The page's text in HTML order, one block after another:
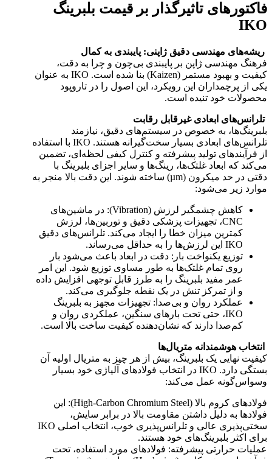
فاکتورهای تاثیرگذار بر قیمت بلبرینگ
IKO
ریشه‌های مهندسی دقیق ژاپنی: پایبندی به کمال
فرهنگ مهندسی ژاپن بر پایبندی بی‌چون و چرا به دقت،
کیفیت و بهبود مستمر (Kaizen) بنا شده است. IKO به عنوان
یکی از پرچمداران این رویکرد، این اصول را در تاروپود
محصولات خود تنیده است.
تلرانس‌های ابعادی غیرقابل رقابت
بلبرینگ‌ها، به خصوص در سیستم‌های دقیق، نیازمند
تلرانس‌های ابعادی بسیار سخت‌گیرانه هستند. IKO با استفاده
از فرآیندهای تولید پیشرفته و کنترل کیفی لحظه‌ای، تضمین
می‌کند که ابعاد غلتک‌ها، رینگ‌ها و سایر اجزای بلبرینگ با
دقتی در حد میکرون (µm) ساخته شوند. این دقت بالا منجر به
موارد زیر می‌شود:
کاهش چشمگیر لرزش (Vibration): در ماشین‌های
CNC، تجهیزات پزشکی دقیق و توربین‌ها، لرزش
کمترین میزان خطا را ایجاد می‌کند. تلرانس‌های دقیق
IKO این لرزش‌ها را به حداقل می‌رساند.
توزیع یکنواخت بار: دقت در ابعاد باعث می‌شود بار
روی تمام غلتک‌ها به طور مساوی توزیع شود. این امر
عمر مفید بلبرینگ را به طرز قابل توجهی افزایش داده
و از تمرکز تنش در یک نقطه جلوگیری می‌کند.
عملکرد روان و بی‌صدا: تجهیزات مجهز به بلبرینگ
IKO، حتی تحت بارهای سنگین، عملکردی روان و
کم‌صدا دارند که نشان‌دهنده کیفیت ساخت بالا است.
انتخاب هوشمندانه متریال‌ها
کیفیت نهایی یک بلبرینگ، بیش از هر چیز به متریال اولیه آن
بستگی دارد. IKO در انتخاب فولادهای آلیاژی خود بسیار
وسواس‌گونه عمل می‌کند:
فولادهای کروم بالا (High-Carbon Chromium Steel): این
فولادها به دلیل داشتن مقاومت بالا در برابر سایش،
سختی‌پذیری عالی و تلرانس‌پذیری خوب، انتخاب اصلی IKO
برای اکثر بلبرینگ‌های خود هستند.
عملیات حرارتی پیشرفته: فولادهای مورد استفاده، تحت